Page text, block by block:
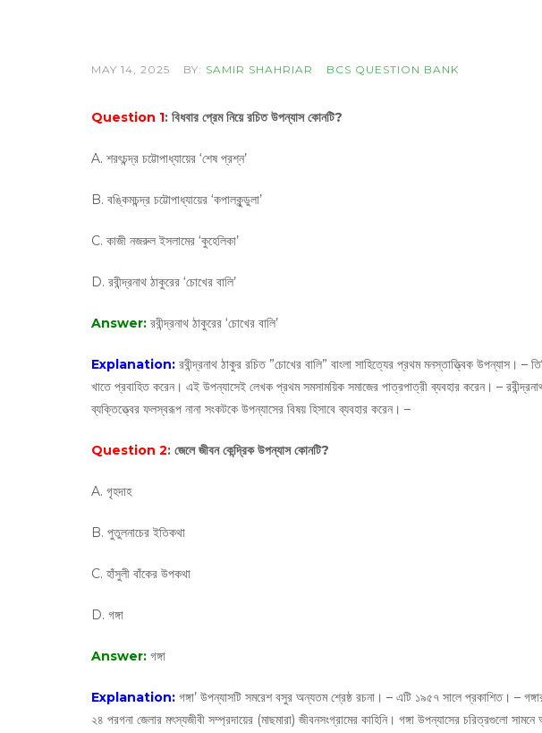
MAY 14, 2025 BY: SAMIR SHAHRIAR BCS QUESTION BANK
Question 1: বিধবার প্রেম নিয়ে রচিত উপন্যাস কোনটি?
A. শরৎচন্দ্র চট্টোপাধ্যায়ের ‘শেষ প্রশ্ন’
B. বঙ্কিমচন্দ্র চট্টোপাধ্যায়ের ‘কপালকুন্ডুলা’
C. কাজী নজরুল ইসলামের ‘কুহেলিকা’
D. রবীন্দ্রনাথ ঠাকুরের ‘চোখের বালি’
Answer: রবীন্দ্রনাথ ঠাকুরের ‘চোখের বালি’
Explanation: রবীন্দ্রনাথ ঠাকুর রচিত ”চোখের বালি” বাংলা সাহিত্যের প্রথম মনস্তাত্ত্বিক উপন্যাস। –
খাতে প্রবাহিত করেন। এই উপন্যাসেই লেখক প্রথম সমসাময়িক সমাজের পাত্রপাত্রী ব্যবহার করেন। –
ব্যক্তিত্ত্বের ফলস্বরূপ নানা সংকটকে উপন্যাসের বিষয় হিসাবে ব্যবহার করেন। –
Question 2: জেলে জীবন কেন্দ্রিক উপন্যাস কোনটি?
A. গৃহদাহ
B. পুতুলনাচের ইতিকথা
C. হাঁসুলী বাঁকের উপকথা
D. গঙ্গা
Answer: গঙ্গা
Explanation: গঙ্গা’ উপন্যাসটি সমরেশ বসুর অন্যতম শ্রেষ্ঠ রচনা। – এটি ১৯৫৭ সালে প্রকাশিত। –
২৪ পরগনা জেলার মৎস্যজীবী সম্প্রদায়ের (মাছমারা) জীবনসংগ্রামের কাহিনি। গঙ্গা উপন্যাসের চরিত্রগুলো